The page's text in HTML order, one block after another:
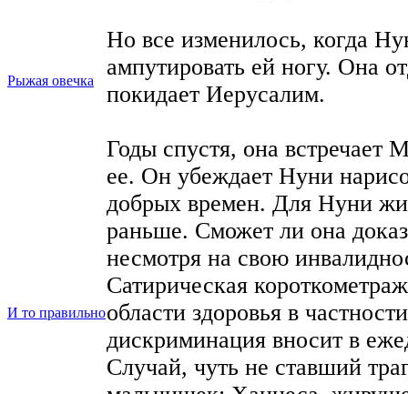
Рыжая овечка
Но все изменилось, когда
ампутировать ей ногу. Она
покидает Иерусалим.
Годы спустя, она встречает
ее. Он убеждает Нуни
добрых времен. Для Нуни
раньше. Сможет ли она
несмотря на свою
И то правильно
Сатирическая
области здоровья в
дискриминация вносит в
Случай, чуть не ставший